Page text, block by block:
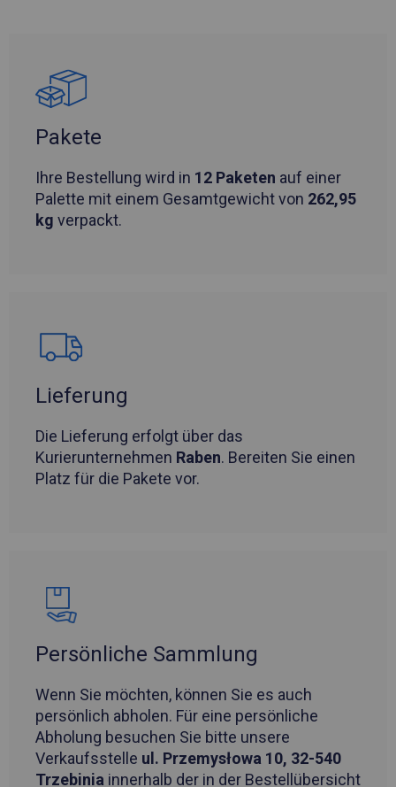
Pakete
Ihre Bestellung wird in 12 Paketen auf einer
Palette mit einem Gesamtgewicht von 262,95
kg verpackt.
Lieferung
Die Lieferung erfolgt über das
Kurierunternehmen Raben. Bereiten Sie einen
Platz für die Pakete vor.
Persönliche Sammlung
Wenn Sie möchten, können Sie es auch
persönlich abholen. Für eine persönliche
Abholung besuchen Sie bitte unsere
Verkaufsstelle ul. Przemysłowa 10, 32-540
Trzebinia innerhalb der in der Bestellübersicht